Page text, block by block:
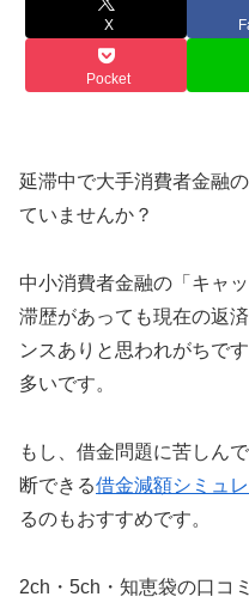
X
Pocket
延滞中で大手消費者金融
ていませんか？
中小消費者金融の「キャ
滞歴があっても現在の返
ンスありと思われがちで
多いです。
もし、借金問題に苦しん
断できる借金減額シミュ
るのもおすすめです。
2ch・5ch・知恵袋の口コ